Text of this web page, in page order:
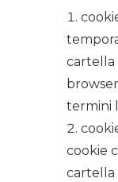
cartella
termini
cookie
cartella